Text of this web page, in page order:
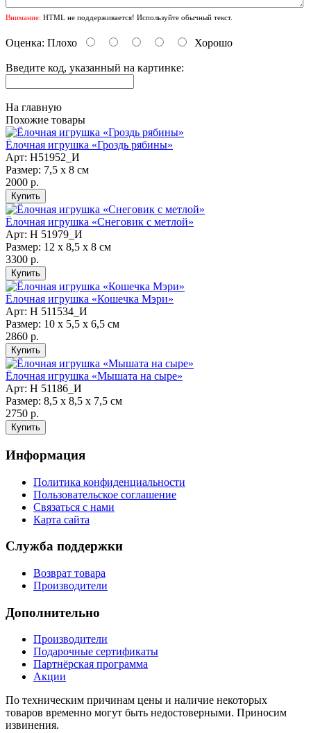
Внимание: HTML не поддерживается! Используйте обычный текст.
Оценка: Плохо Хорошо
Введите код, указанный на картинке:
На главную
Похожие товары
Ёлочная игрушка «Гроздь рябины»
Арт: Н51952_И
Размер: 7,5 х 8 см
2000 р.
Ёлочная игрушка «Снеговик с метлой»
Арт: Н 51979_И
Размер: 12 х 8,5 х 8 см
3300 р.
Ёлочная игрушка «Кошечка Мэри»
Арт: Н 511534_И
Размер: 10 х 5,5 х 6,5 см
2860 р.
Ёлочная игрушка «Мышата на сыре»
Арт: Н 51186_И
Размер: 8,5 х 8,5 х 7,5 см
2750 р.
Информация
Политика конфиденциальности
Пользовательское соглашение
Связаться с нами
Карта сайта
Служба поддержки
Возврат товара
Производители
Дополнительно
Производители
Подарочные сертификаты
Партнёрская программа
Акции
По техническим причинам цены и наличие некоторых
товаров временно могут быть недостоверными. Приносим
извинения.